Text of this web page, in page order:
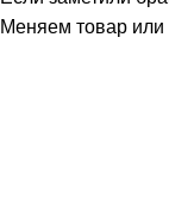
Меняем товар или